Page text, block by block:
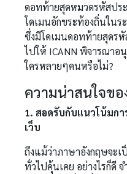
ดอทท้ายสุดหมวดรหัสประ
โดเมนอักขระท้องถิ่นในร
ซึ่งมีโดเมนดอทท้ายสุดร
ไปให้ ICANN พิจารณาอ
ใครหลายๆคนหรือไม่?
ความน่าสนใจขอ
1. สอดรับกับแนวโน้มก
เว็บ
ถึงแม้ว่าภาษาอังกฤษจะ
ทั่วไปคุ้นเคย อย่างไรก็ดี